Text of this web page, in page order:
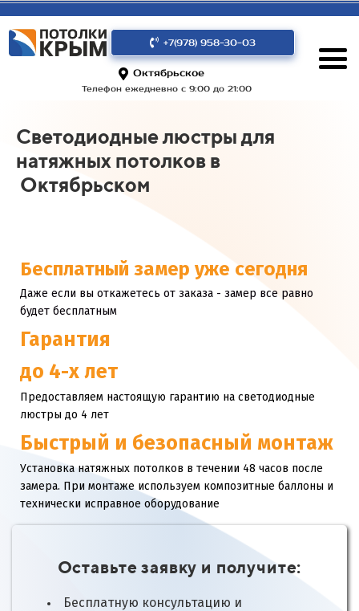
+7(978) 958-30-03
Октябрьское
Телефон ежедневно с 9:00 до 21:00
Светодиодные люстры для
натяжных потолков в
Октябрьском
Бесплатный замер уже сегодня
Даже если вы откажетесь от заказа - замер все равно
будет бесплатным
Гарантия
до 4-х лет
Предоставляем настоящую гарантию на светодиодные
люстры до 4 лет
Быстрый и безопасный монтаж
Установка натяжных потолков в течении 48 часов после
замера. При монтаже используем композитные баллоны и
технически исправное оборудование
Оставьте заявку и получите:
Бесплатную консультацию и